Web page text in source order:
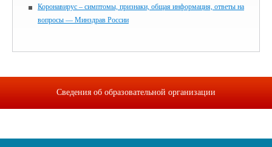
Коронавирус – симптомы, признаки, общая информация, ответы на
вопросы — Минздрав России
Сведения об образовательной организации